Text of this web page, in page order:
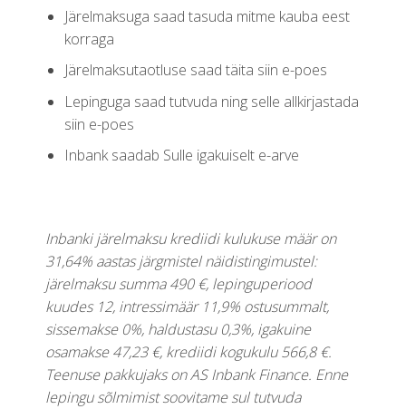
Järelmaksuga saad tasuda mitme kauba eest
korraga
Järelmaksutaotluse saad täita siin e-poes
Lepinguga saad tutvuda ning selle allkirjastada
siin e-poes
Inbank saadab Sulle igakuiselt e-arve
Inbanki järelmaksu krediidi kulukuse määr on
31,64% aastas järgmistel näidistingimustel:
järelmaksu summa 490 €, lepinguperiood
kuudes 12, intressimäär 11,9% ostusummalt,
sissemakse 0%, haldustasu 0,3%, igakuine
osamakse 47,23 €, krediidi kogukulu 566,8 €.
Teenuse pakkujaks on AS Inbank Finance. Enne
lepingu sõlmimist soovitame sul tutvuda